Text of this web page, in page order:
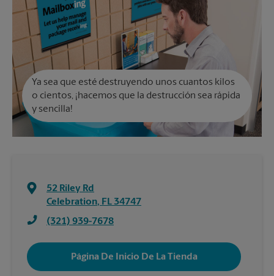
Ya sea que esté destruyendo unos cuantos kilos
o cientos, ¡hacemos que la destrucción sea rápida
y sencilla!
52 Riley Rd
Celebration, FL 34747
(321) 939-7678
Página De Inicio De La Tienda